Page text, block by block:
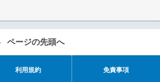
ページの先頭へ
利用規約 免責事項